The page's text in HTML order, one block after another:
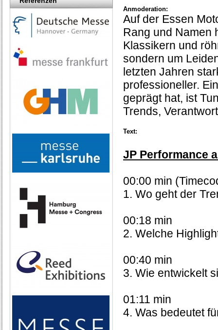
Anmoderation:
Auf der Essen
Rang und Namen
Klassikern und
sondern um
letzten Jahren
professioneller.
geprägt hat, ist
Trends,
Text:
JP Performance
00:00 min
1. Wo geht der
00:18 min
2. Welche
00:40 min
3. Wie entwickelt
01:11 min
4. Was bedeutet